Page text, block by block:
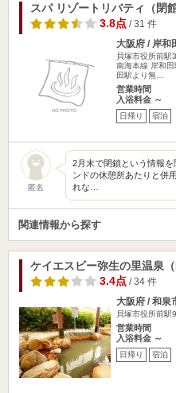
スパ リゾートリバティ（閉
3.8点/ 31 件
大阪府 / 岸和
貝塚市役所前駅
南海本線 岸和
田駅より無…
営業時間
入浴料金 ～
日帰り 宿泊
匿名
2月末で閉鎖という情報
ンドの休憩所あたりと併
れな…
関連情報から探す
ケイエスビー弥生の里温泉（
3.4点/ 34 件
大阪府 / 和泉
貝塚市役所前駅
営業時間
入浴料金 ～
日帰り 宿泊